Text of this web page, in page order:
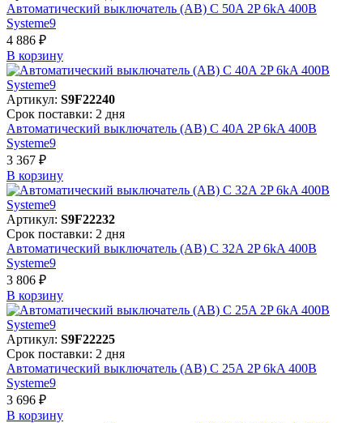
Автоматический выключатель (АВ) C 50A 2P 6kA 400В
Systeme9
4 886 ₽
В корзинy
Артикул: S9F22240
Срок поставки: 2 дня
Автоматический выключатель (АВ) C 40A 2P 6kA 400В
Systeme9
3 367 ₽
В корзинy
Артикул: S9F22232
Срок поставки: 2 дня
Автоматический выключатель (АВ) C 32A 2P 6kA 400В
Systeme9
3 806 ₽
В корзинy
Артикул: S9F22225
Срок поставки: 2 дня
Автоматический выключатель (АВ) C 25A 2P 6kA 400В
Systeme9
3 696 ₽
В корзинy